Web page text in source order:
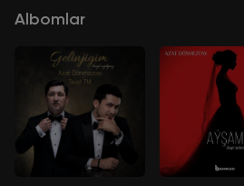
Albomlar